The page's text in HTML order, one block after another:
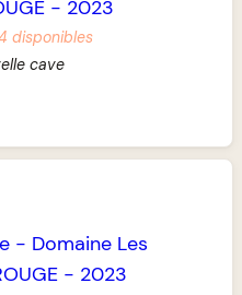
- 2023
disponibles
cave
- Domaine Les
- 2023